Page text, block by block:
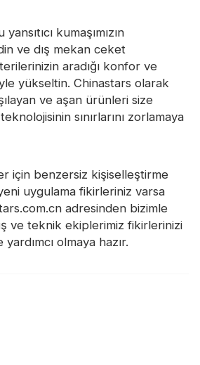
kumaşımızın
ve dış mekan ceket
aradığı konfor ve
yükseltin. Chinastars olarak
ve aşan ürünleri size
sınırlarını zorlamaya
için benzersiz kişiselleştirme
uygulama fikirleriniz varsa
adresinden bizimle
ve teknik ekiplerimiz fikirlerinizi
olmaya hazır.